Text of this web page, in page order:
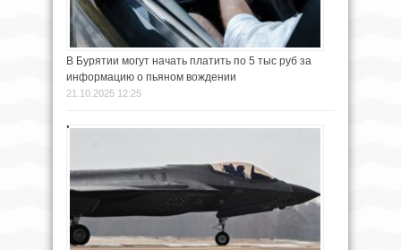
В Бурятии могут начать платить по 5 тыс руб за
информацию о пьяном вождении
21.10.2025 12:25